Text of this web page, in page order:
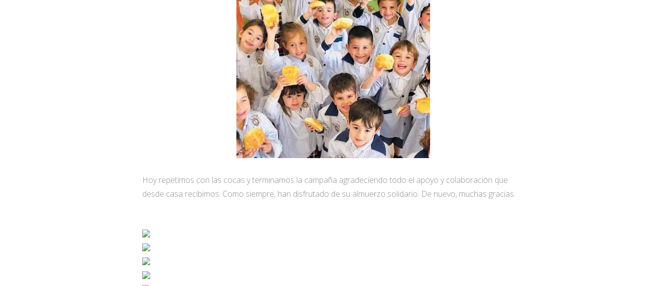
Hoy repetimos con las cocas y terminamos la campaña agradeciendo todo el apoyo y colaboración que
desde casa recibimos. Como siempre, han disfrutado de su almuerzo solidario. De nuevo, muchas gracias.